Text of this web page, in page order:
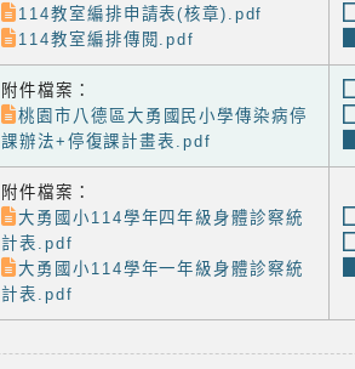
114教室編排申請表(核章).pdf
114教室編排傳閱.pdf
附件檔案：
桃園市八德區大勇國民小學傳染病停
課辦法+停復課計畫表.pdf
附件檔案：
大勇國小114學年四年級身體診察統
計表.pdf
大勇國小114學年一年級身體診察統
計表.pdf